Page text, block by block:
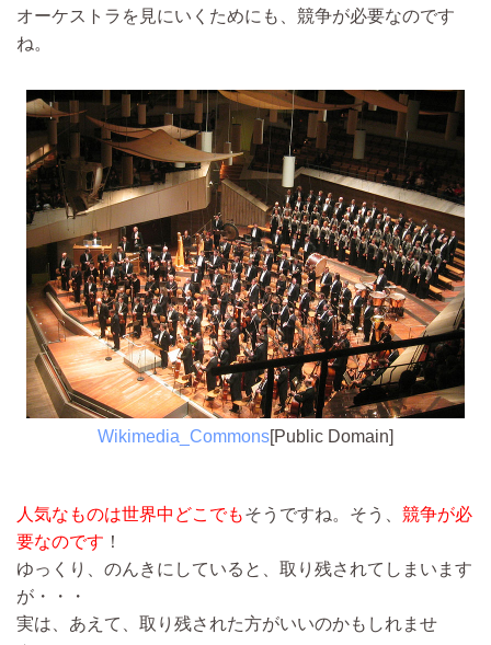
オーケストラを見にいくためにも、競争が必要なのです
ね。
Wikimedia_Commons[Public Domain]
人気なものは世界中どこでもそうですね。そう、 競争が必
要なのです ！
ゆっくり、のんきにしていると、取り残されてしまいます
が・・・
実は、あえて、取り残された方がいいのかもしれませ